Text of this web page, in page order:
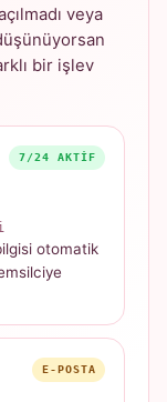
veya
bir işlev
7/24 AKTIF
otomatik
E-POSTA